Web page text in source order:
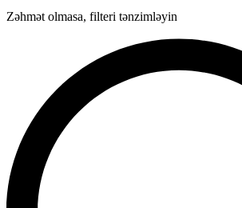
Zəhmət olmasa, filteri tənzimləyin